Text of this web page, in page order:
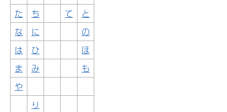
た
ち て
と
な
に
の
は
ひ
ほ
ま
み
も
や
り